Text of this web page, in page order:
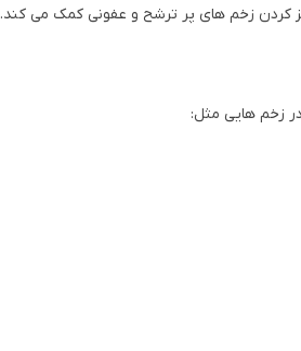
کردن زخم های پر ترشح و عفونی کمک می کند.